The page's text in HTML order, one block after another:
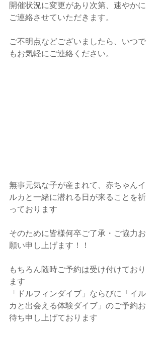
開催状況に変更があり次第、速やかに
ご連絡させていただきます。
ご不明点などございましたら、いつで
もお気軽にご連絡ください。
無事元気な子が産まれて、赤ちゃんイ
ルカと一緒に潜れる日が来ることを祈
っております
そのために皆様何卒ご了承・ご協力お
願い申し上げます！！
もちろん随時ご予約は受け付けており
ます
「ドルフィンダイブ」ならびに「イル
カと出会える体験ダイブ」のご予約お
待ち申し上げております